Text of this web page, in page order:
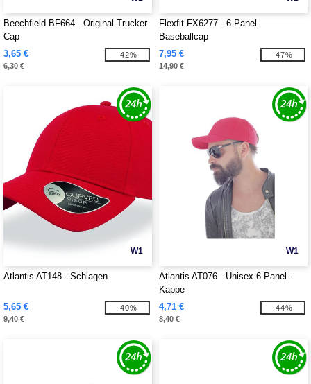
Beechfield BF664 - Original Trucker
Cap
3,65 €
6,30 €
-42%
Flexfit FX6277 - 6-Panel-
Baseballcap
7,95 €
14,90 €
-47%
W1
Atlantis AT148 - Schlagen
5,65 €
9,40 €
-40%
W1
Atlantis AT076 - Unisex 6-Panel-
Kappe
4,71 €
8,40 €
-44%